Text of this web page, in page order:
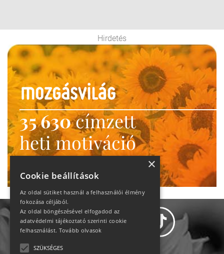
Hirdetés
35 630címzett
heti motiváció
Ne maradj le!
×
Cookie beállítások
Az oldal sütiket használ a felhasználói élmény
fokozása céljából.
Az oldal böngészésével elfogadod az
adatvédelmi tájékoztató szerinti cookie
felhasználást. Tovább olvasok
SZÜKSÉGES